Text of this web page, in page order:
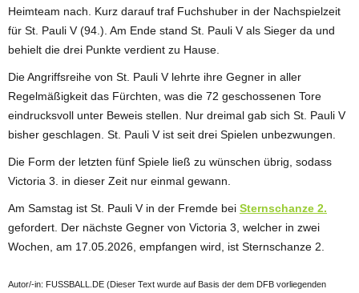
Heimteam nach. Kurz darauf traf Fuchshuber in der Nachspielzeit
für St. Pauli V (94.). Am Ende stand St. Pauli V als Sieger da und
behielt die drei Punkte verdient zu Hause.
Die Angriffsreihe von St. Pauli V lehrte ihre Gegner in aller
Regelmäßigkeit das Fürchten, was die 72 geschossenen Tore
eindrucksvoll unter Beweis stellen. Nur dreimal gab sich St. Pauli V
bisher geschlagen. St. Pauli V ist seit drei Spielen unbezwungen.
Die Form der letzten fünf Spiele ließ zu wünschen übrig, sodass
Victoria 3. in dieser Zeit nur einmal gewann.
Am Samstag ist St. Pauli V in der Fremde bei Sternschanze 2.
gefordert. Der nächste Gegner von Victoria 3, welcher in zwei
Wochen, am 17.05.2026, empfangen wird, ist Sternschanze 2.
Autor/-in: FUSSBALL.DE (Dieser Text wurde auf Basis der dem DFB vorliegenden